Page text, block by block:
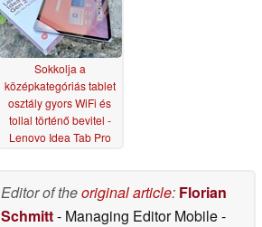
05/06/2026
Sokkolja a
középkategóriás tablet
osztály gyors WiFi és
tollal történő bevitel -
Lenovo Idea Tab Pro
Editor of theoriginal article: Florian
Schmitt- Managing Editor Mobile-